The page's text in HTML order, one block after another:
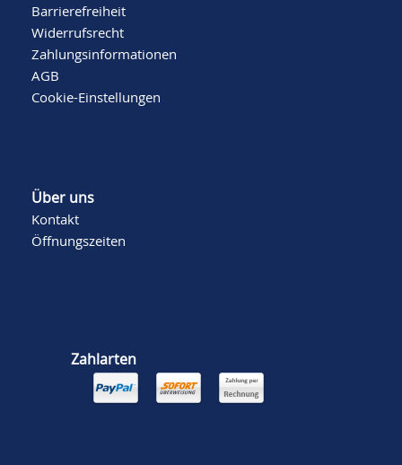
Barrierefreiheit
Widerrufsrecht
Zahlungsinformationen
AGB
Cookie-Einstellungen
Über uns
Kontakt
Öffnungszeiten
Zahlarten